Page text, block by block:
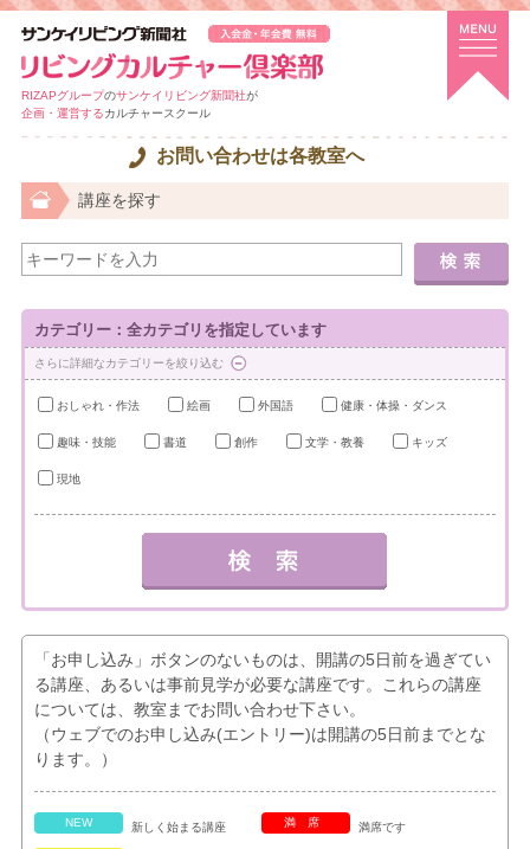
RIZAPグループのサンケイリビング新聞社が
企画・運営するカルチャースクール
お問い合わせは各教室へ
講座を探す
カテゴリー：全カテゴリを指定しています
さらに詳細なカテゴリーを絞り込む
おしゃれ・作法 絵画 外国語 健康・体操・ダンス
趣味・技能 書道 創作 文学・教養 キッズ
現地
「お申し込み」ボタンのないものは、開講の5日前を過ぎてい
る講座、あるいは事前見学が必要な講座です。これらの講座
については、教室までお問い合わせ下さい。
（ウェブでのお申し込み(エントリー)は開講の5日前までとな
ります。）
NEW 新しく始まる講座 満席 満席です